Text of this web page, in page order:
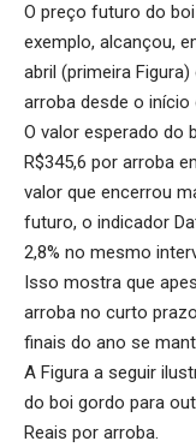
O preço futuro do
exemplo, alcançou,
abril (primeira
arroba desde o início
O valor esperado do
R$345,6 por arroba
valor que encerrou
futuro, o indicador
2,8% no mesmo
Isso mostra que
arroba no curto
finais do ano se
A Figura a seguir
do boi gordo para
Reais por arroba.